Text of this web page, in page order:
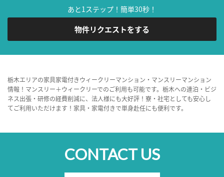
あと1ステップ！簡単30秒！
物件リクエストをする
栃木エリアの家具家電付きウィークリーマンション・マンスリーマンション
情報！マンスリー＋ウィークリーでのご利用も可能です。栃木への連泊・ビジ
ネス出張・研修の経費削減に、法人様にも大好評！寮・社宅としても安心し
てご利用いただけます！家具・家電付きで単身赴任にも便利です。
CONTACT US